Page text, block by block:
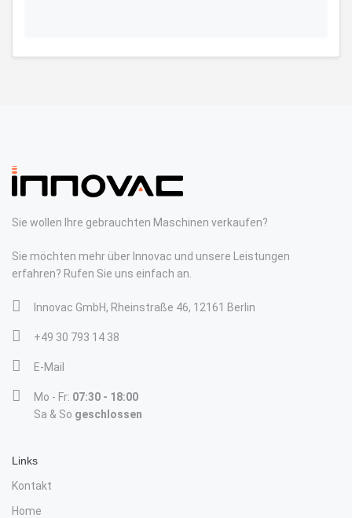
Sie wollen Ihre gebrauchten Maschinen verkaufen?
Sie möchten mehr über Innovac und unsere Leistungen
erfahren? Rufen Sie uns einfach an.
Innovac GmbH, Rheinstraße 46, 12161 Berlin
+49 30 793 14 38
E-Mail
Mo - Fr: 07:30 - 18:00
Sa & So geschlossen
Links
Kontakt
Home